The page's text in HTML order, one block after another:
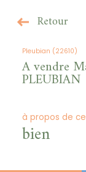
Retour
Pleubian (22610)
A vendre
PLEUBIAN
à propos de ce
bien